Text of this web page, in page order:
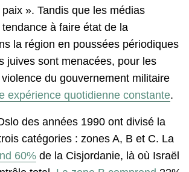
». Tandis que les médias
à faire état de la
la région en poussées périodiques
juives sont menacées, pour les
du gouvernement militaire
expérience quotidienne constante.
des années 1990 ont divisé la
catégories : zones A, B et C. La
60% de la Cisjordanie, là où Israël